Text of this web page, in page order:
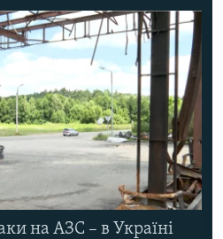
на АЗС – в Україні